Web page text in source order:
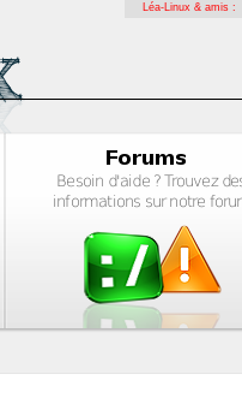
Léa-Linux & amis :